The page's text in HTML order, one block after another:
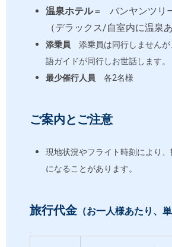
温泉ホテル＝バンヤンツリ
（デラックス/自室内に温泉あ
添乗員 添乗員は同行しませんが
語ガイドが同行しお世話します。
最少催行人員 各2名様
ご案内とご注意
現地状況やフライト時刻により
になることがあります。
旅行代金（お一人様あたり、単